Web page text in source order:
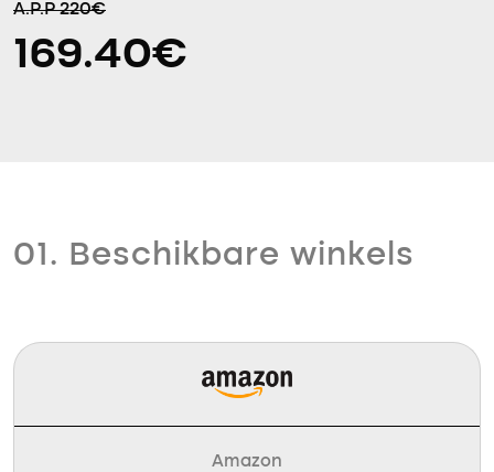
A.P.P 220€
169.40€
01. Beschikbare winkels
Amazon